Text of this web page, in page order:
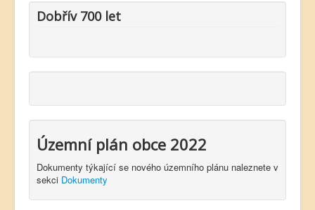
Dobřív 700 let
Územní plán obce 2022
Dokumenty týkající se nového územního plánu naleznete v
sekci Dokumenty